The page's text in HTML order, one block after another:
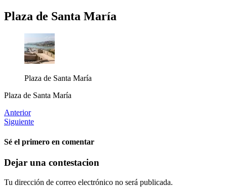
Plaza de Santa María
Plaza de Santa María
Plaza de Santa María
Anterior
Siguiente
Sé el primero en comentar
Dejar una contestacion
Tu dirección de correo electrónico no será publicada.